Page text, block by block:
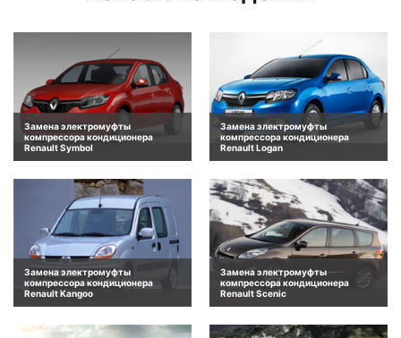
Замена электромуфты
компрессора кондиционера
Renault Symbol
Замена электромуфты
компрессора кондиционера
Renault Logan
Замена электромуфты
компрессора кондиционера
Renault Kangoo
Замена электромуфты
компрессора кондиционера
Renault Scenic